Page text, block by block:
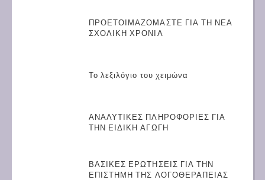
ΠΡΟΕΤΟΙΜΑΖΟΜΑΣΤΕ ΓΙΑ ΤΗ ΝΕΑ
ΣΧΟΛΙΚΗ ΧΡΟΝΙΑ
Το λεξιλόγιο του χειμώνα
ΑΝΑΛΥΤΙΚΕΣ ΠΛΗΡΟΦΟΡΙΕΣ ΓΙΑ
ΤΗΝ ΕΙΔΙΚΗ ΑΓΩΓΗ
ΒΑΣΙΚΕΣ ΕΡΩΤΗΣΕΙΣ ΓΙΑ ΤΗΝ
ΕΠΙΣΤΗΜΗ ΤΗΣ ΛΟΓΟΘΕΡΑΠΕΙΑΣ